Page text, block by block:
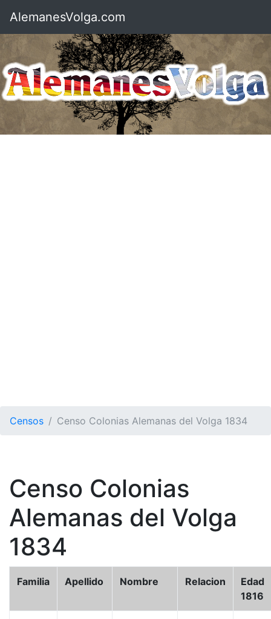
AlemanesVolga.com
Censos Censo Colonias Alemanas del Volga 1834
Censo Colonias
Alemanas del Volga
1834
Familia Apellido Nombre Relacion
Edad
1816